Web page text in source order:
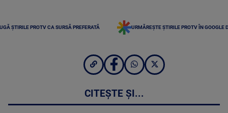
ȘTIRILE PROTV CA SURSĂ PREFERATĂ URMĂREȘTE ȘTIRILE PROTV ÎN GOOGLE
CITEȘTE ȘI...